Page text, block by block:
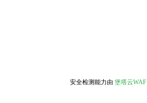
安全检测能力由 堡塔云WAF